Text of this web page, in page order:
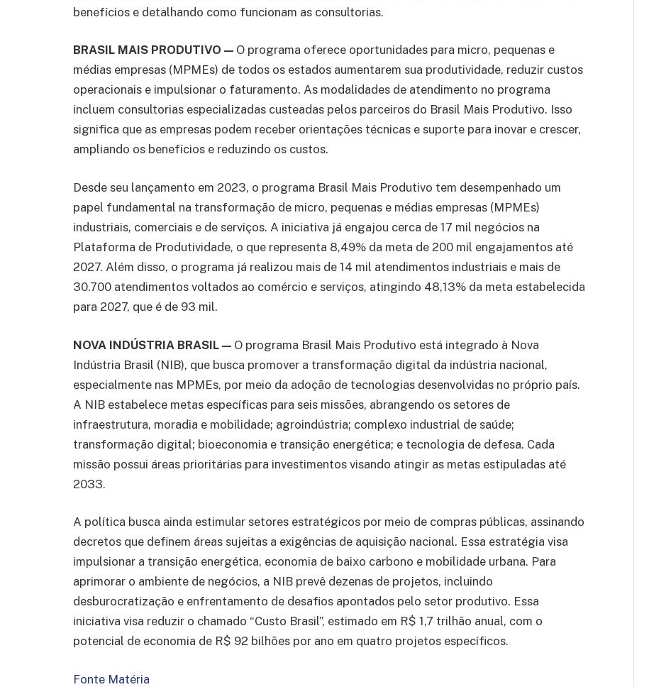
benefícios e detalhando como funcionam as consultorias.
BRASIL MAIS PRODUTIVO — O programa oferece oportunidades para micro, pequenas e
médias empresas (MPMEs) de todos os estados aumentarem sua produtividade, reduzir custos
operacionais e impulsionar o faturamento. As modalidades de atendimento no programa
incluem consultorias especializadas custeadas pelos parceiros do Brasil Mais Produtivo. Isso
significa que as empresas podem receber orientações técnicas e suporte para inovar e crescer,
ampliando os benefícios e reduzindo os custos.
Desde seu lançamento em 2023, o programa Brasil Mais Produtivo tem desempenhado um
papel fundamental na transformação de micro, pequenas e médias empresas (MPMEs)
industriais, comerciais e de serviços. A iniciativa já engajou cerca de 17 mil negócios na
Plataforma de Produtividade, o que representa 8,49% da meta de 200 mil engajamentos até
2027. Além disso, o programa já realizou mais de 14 mil atendimentos industriais e mais de
30.700 atendimentos voltados ao comércio e serviços, atingindo 48,13% da meta estabelecida
para 2027, que é de 93 mil.
NOVA INDÚSTRIA BRASIL — O programa Brasil Mais Produtivo está integrado à Nova
Indústria Brasil (NIB), que busca promover a transformação digital da indústria nacional,
especialmente nas MPMEs, por meio da adoção de tecnologias desenvolvidas no próprio país.
A NIB estabelece metas específicas para seis missões, abrangendo os setores de
infraestrutura, moradia e mobilidade; agroindústria; complexo industrial de saúde;
transformação digital; bioeconomia e transição energética; e tecnologia de defesa. Cada
missão possui áreas prioritárias para investimentos visando atingir as metas estipuladas até
2033.
A política busca ainda estimular setores estratégicos por meio de compras públicas, assinando
decretos que definem áreas sujeitas a exigências de aquisição nacional. Essa estratégia visa
impulsionar a transição energética, economia de baixo carbono e mobilidade urbana. Para
aprimorar o ambiente de negócios, a NIB prevê dezenas de projetos, incluindo
desburocratização e enfrentamento de desafios apontados pelo setor produtivo. Essa
iniciativa visa reduzir o chamado “Custo Brasil”, estimado em R$ 1,7 trilhão anual, com o
potencial de economia de R$ 92 bilhões por ano em quatro projetos específicos.
Fonte Matéria